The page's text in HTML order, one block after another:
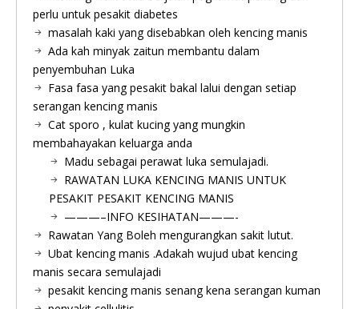
perlu untuk pesakit diabetes
masalah kaki yang disebabkan oleh kencing manis
Ada kah minyak zaitun membantu dalam
penyembuhan Luka
Fasa fasa yang pesakit bakal lalui dengan setiap
serangan kencing manis
Cat sporo , kulat kucing yang mungkin
membahayakan keluarga anda
Madu sebagai perawat luka semulajadi.
RAWATAN LUKA KENCING MANIS UNTUK
PESAKIT PESAKIT KENCING MANIS
———–INFO KESIHATAN———-
Rawatan Yang Boleh mengurangkan sakit lutut.
Ubat kencing manis .Adakah wujud ubat kencing
manis secara semulajadi
pesakit kencing manis senang kena serangan kuman